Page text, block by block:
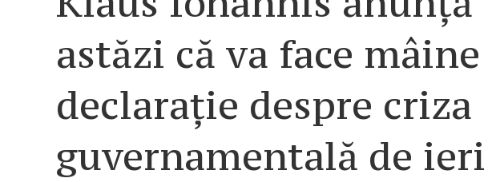
astăzi că va face mâine
declarație despre criza
guvernamentală de ieri